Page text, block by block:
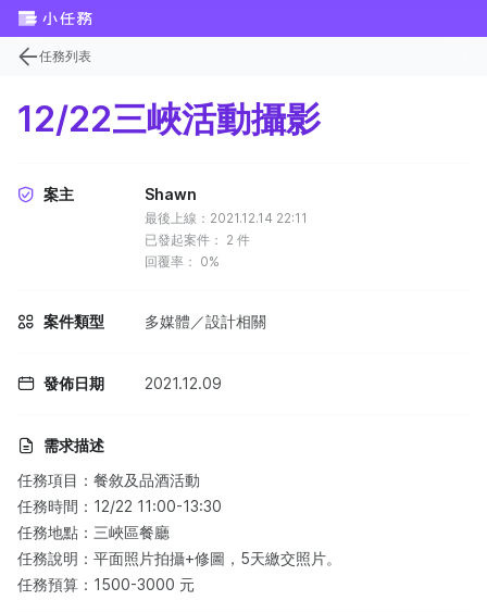
任務列表
12/22三峽活動攝影
案主 Shawn
最後上線：2021.12.14 22:11
已發起案件： 2 件
回覆率： 0%
案件類型 多媒體／設計相關
發佈日期 2021.12.09
需求描述
任務項目：餐敘及品酒活動
任務時間：12/22 11:00-13:30
任務地點：三峽區餐廳
任務說明：平面照片拍攝+修圖，5天繳交照片。
任務預算：1500-3000 元